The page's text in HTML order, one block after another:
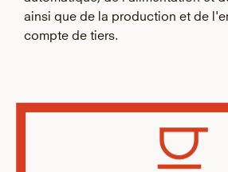
ainsi que de la production et de
compte de tiers.